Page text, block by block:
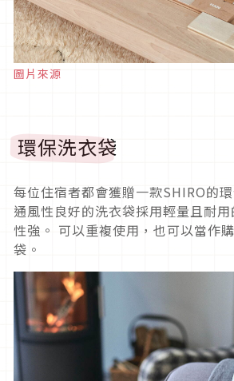
圖片來源
環保洗衣袋
每位住宿者都會獲贈一款SHIRO的
通風性良好的洗衣袋採用輕量且耐
性強。 可以重複使用，也可以當作
袋。